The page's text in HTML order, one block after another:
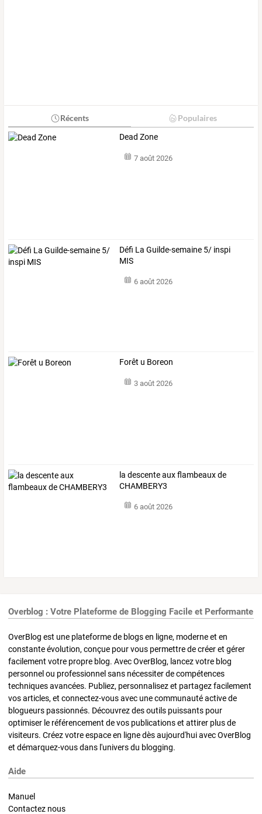
Récents Populaires
Dead Zone
7 août 2026
Défi La Guilde-semaine 5/ inspi
MIS
6 août 2026
Forêt u Boreon
3 août 2026
la descente aux flambeaux de
CHAMBERY3
6 août 2026
Overblog : Votre Plateforme de Blogging Facile et Performante
OverBlog est une plateforme de blogs en ligne, moderne et en
constante évolution, conçue pour vous permettre de créer et gérer
facilement votre propre blog. Avec OverBlog, lancez votre blog
personnel ou professionnel sans nécessiter de compétences
techniques avancées. Publiez, personnalisez et partagez facilement
vos articles, et connectez-vous avec une communauté active de
blogueurs passionnés. Découvrez des outils puissants pour
optimiser le référencement de vos publications et attirer plus de
visiteurs. Créez votre espace en ligne dès aujourd'hui avec OverBlog
et démarquez-vous dans l'univers du blogging.
Aide
Manuel
Contactez nous